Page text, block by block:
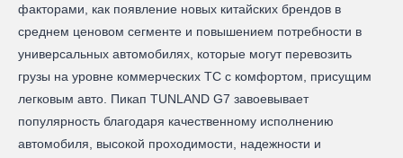
факторами, как появление новых китайских брендов в
среднем ценовом сегменте и повышением потребности в
универсальных автомобилях, которые могут перевозить
грузы на уровне коммерческих ТС с комфортом, присущим
легковым авто. Пикап TUNLAND G7 завоевывает
популярность благодаря качественному исполнению
автомобиля, высокой проходимости, надежности и